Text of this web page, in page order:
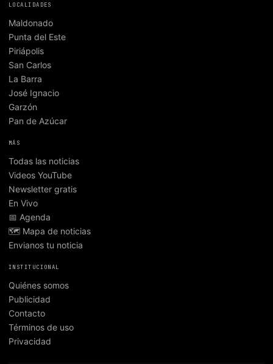
LOCALIDADES
Maldonado
Punta del Este
Piriápolis
San Carlos
La Barra
José Ignacio
Garzón
Pan de Azúcar
MÁS
Todas las noticias
Videos YouTube
Newsletter gratis
En Vivo
📅 Agenda
🗺️ Mapa de noticias
Envianos tu noticia
INSTITUCIONAL
Quiénes somos
Publicidad
Contacto
Términos de uso
Privacidad